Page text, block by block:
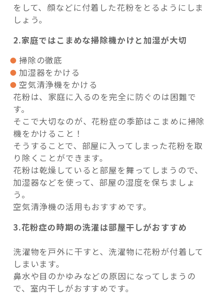
をして、顔などに付着した花粉をとるようにしま
しょう。
2.家庭ではこまめな掃除機かけと加湿が大切
掃除の徹底
加湿器をかける
空気清浄機をかける
花粉は、家庭に入るのを完全に防ぐのは困難で
す。
そこで大切なのが、花粉症の季節はこまめに掃除
機をかけること！
そうすることで、部屋に入ってしまった花粉を取
り除くことができます。
花粉は乾燥していると部屋を舞ってしまうので、
加湿器などを使って、部屋の湿度を保ちましょ
う。
空気清浄機の活用もおすすめです。
3.花粉症の時期の洗濯は部屋干しがおすすめ
洗濯物を戸外に干すと、洗濯物に花粉が付着して
しまいます。
鼻水や目のかゆみなどの原因になってしまうの
で、室内干しがおすすめです。